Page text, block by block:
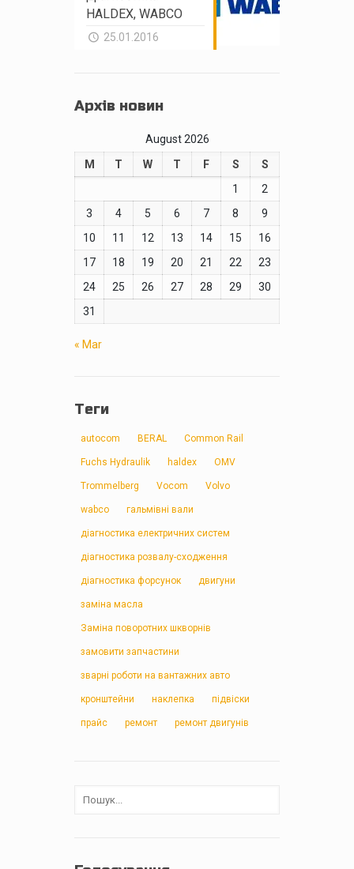
HALDEX, WABCO
25.01.2016
Архів новин
August 2026
M
T W T F S
S
1
2
3
4 5 6 7 8
9
10
11 12 13 14 15
16
17
18 19 20 21 22
23
24
25 26 27 28 29
30
31
« Mar
Теги
autocom BERAL Common Rail
Fuchs Hydraulik haldex OMV
Trommelberg Vocom Volvo
wabco гальмівні вали
діагностика електричних систем
діагностика розвалу-сходження
діагностика форсунок двигуни
заміна масла
Заміна поворотних шкворнів
замовити запчастини
зварні роботи на вантажних авто
кронштейни наклепка підвіски
прайс ремонт ремонт двигунів